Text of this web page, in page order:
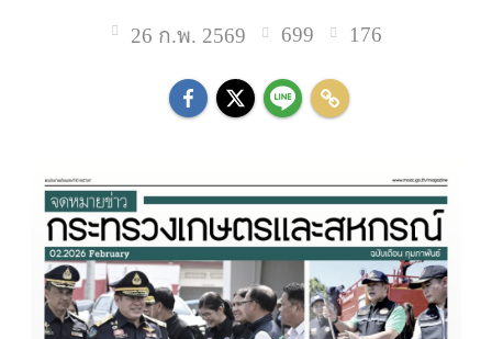
26 ก.พ. 2569 699 176